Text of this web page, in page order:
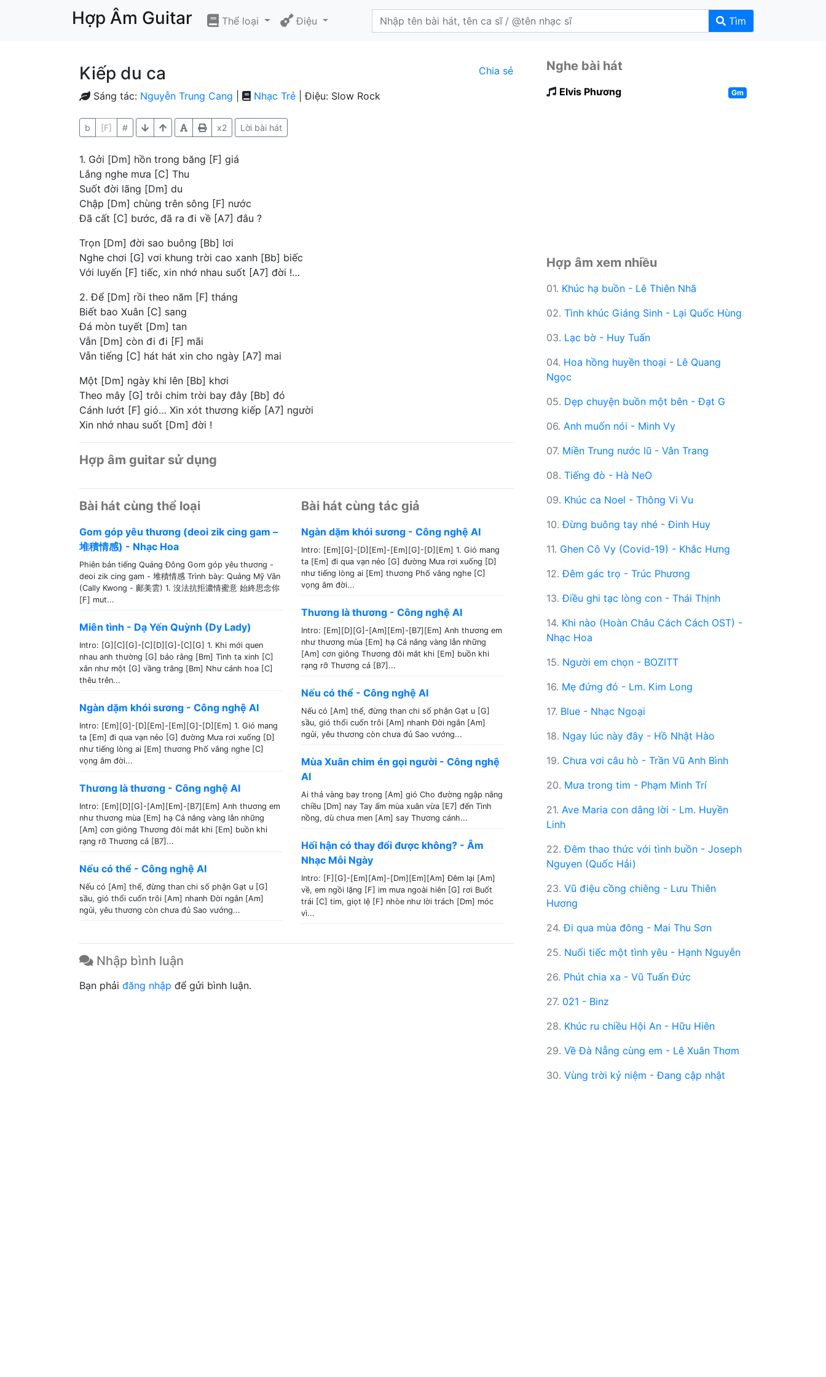
Hợp Âm Guitar Thể loại Điệu Tìm
Kiếp du ca Chia sẻ
Sáng tác: Nguyễn Trung Cang Nhạc Trẻ | Điệu: Slow Rock
b [F] # x2 Lời bài hát
1. Gởi [Dm] hồn trong băng [F] giá
Lắng nghe mưa [C] Thu
Suốt đời lãng [Dm] du
Chập [Dm] chùng trên sông [F] nước
Đã cất [C] bước, đã ra đi về [A7] đâu ?
Trọn [Dm] đời sao buông [Bb] lơi
Nghe chơi [G] vơi khung trời cao xanh [Bb] biếc
Với luyến [F] tiếc, xin nhớ nhau suốt [A7] đời !…
2. Để [Dm] rồi theo năm [F] tháng
Biết bao Xuân [C] sang
Đá mòn tuyết [Dm] tan
Vẫn [Dm] còn đi đi [F] mãi
Vẫn tiếng [C] hát hát xin cho ngày [A7] mai
Một [Dm] ngày khi lên [Bb] khơi
Theo mây [G] trôi chim trời bay đây [Bb] đó
Cánh lướt [F] gió… Xin xót thương kiếp [A7] người
Xin nhớ nhau suốt [Dm] đời !
Hợp âm guitar sử dụng
Bài hát cùng thể loại
Gom góp yêu thương (deoi zik cing gam –
堆積情感) - Nhạc Hoa
Phiên bản tiếng Quảng Đông Gom góp yêu thương -
deoi zik cing gam - 堆積情感 Trình bày: Quảng Mỹ Vân
(Cally Kwong - 鄺美雲) 1. 沒法抗拒濃情蜜意 始終思念你
[F] mut...
Miên tình - Dạ Yến Quỳnh (Dy Lady)
Intro: [G][C][G]-[C][D][G]-[C][G] 1. Khi mới quen
nhau anh thường [G] bảo rằng [Bm] Tình ta xinh [C]
xắn như một [G] vầng trăng [Bm] Như cánh hoa [C]
thêu trên...
Ngàn dặm khói sương - Công nghệ AI
Intro: [Em][G]-[D][Em]-[Em][G]-[D][Em] 1. Gió mang
ta [Em] đi qua vạn nẻo [G] đường Mưa rơi xuống [D]
như tiếng lòng ai [Em] thương Phố vắng nghe [C]
vọng âm đời...
Thương là thương - Công nghệ AI
Intro: [Em][D][G]-[Am][Em]-[B7][Em] Anh thương em
như thương mùa [Em] hạ Cả nắng vàng lẫn những
[Am] cơn giông Thương đôi mắt khi [Em] buồn khi
rạng rỡ Thương cả [B7]...
Nếu có thể - Công nghệ AI
Nếu có [Am] thể, đừng than chi số phận Gạt u [G]
sầu, gió thổi cuốn trôi [Am] nhanh Đời ngắn [Am]
ngủi, yêu thương còn chưa đủ Sao vướng...
Bài hát cùng tác giả
Ngàn dặm khói sương - Công nghệ AI
Intro: [Em][G]-[D][Em]-[Em][G]-[D][Em] 1. Gió mang
ta [Em] đi qua vạn nẻo [G] đường Mưa rơi xuống [D]
như tiếng lòng ai [Em] thương Phố vắng nghe [C]
vọng âm đời...
Thương là thương - Công nghệ AI
Intro: [Em][D][G]-[Am][Em]-[B7][Em] Anh thương em
như thương mùa [Em] hạ Cả nắng vàng lẫn những
[Am] cơn giông Thương đôi mắt khi [Em] buồn khi
rạng rỡ Thương cả [B7]...
Nếu có thể - Công nghệ AI
Nếu có [Am] thể, đừng than chi số phận Gạt u [G]
sầu, gió thổi cuốn trôi [Am] nhanh Đời ngắn [Am]
ngủi, yêu thương còn chưa đủ Sao vướng...
Mùa Xuân chim én gọi người - Công nghệ
AI
Ai thả vàng bay trong [Am] gió Cho đường ngập nắng
chiều [Dm] nay Tay ấm mùa xuân vừa [E7] đến Tình
nồng, dù chưa men [Am] say Thương cánh...
Hối hận có thay đổi được không? - Âm
Nhạc Mỗi Ngày
Intro: [F][G]-[Em][Am]-[Dm][Em][Am] Đêm lại [Am]
về, em ngồi lặng [F] im mưa ngoài hiên [G] rơi Buốt
trái [C] tim, giọt lệ [F] nhòe như lời trách [Dm] móc
vì...
Nhập bình luận
Bạn phải đăng nhập để gửi bình luận.
Nghe bài hát
Elvis Phương Gm
Hợp âm xem nhiều
01. Khúc hạ buồn - Lê Thiên Nhã
02. Tình khúc Giáng Sinh - Lại Quốc Hùng
03. Lạc bờ - Huy Tuấn
04. Hoa hồng huyền thoại - Lê Quang
Ngọc
05. Dẹp chuyện buồn một bên - Đạt G
06. Anh muốn nói - Minh Vy
07. Miền Trung nước lũ - Vân Trang
08. Tiếng đò - Hà NeO
09. Khúc ca Noel - Thông Vi Vu
10.Đừng buông tay nhé - Đinh Huy
11. Ghen Cô Vy (Covid-19) - Khắc Hưng
12.Đêm gác trọ - Trúc Phương
13.Điều ghi tạc lòng con - Thái Thịnh
14. Khi nào (Hoàn Châu Cách Cách OST) -
Nhạc Hoa
15. Người em chọn - BOZITT
16. Mẹ đứng đó - Lm. Kim Long
17. Blue - Nhạc Ngoại
18. Ngay lúc này đây - Hồ Nhật Hào
19. Chưa vơi câu hò - Trần Vũ Anh Bình
20. Mưa trong tim - Phạm Minh Trí
21. Ave Maria con dâng lời - Lm. Huyền
Linh
22.Đêm thao thức với tình buồn - Joseph
Nguyen (Quốc Hải)
23. Vũ điệu cồng chiêng - Lưu Thiên
Hương
24.Đi qua mùa đông - Mai Thu Sơn
25. Nuối tiếc một tình yêu - Hạnh Nguyễn
26. Phút chia xa - Vũ Tuấn Đức
27. 021 - Binz
28. Khúc ru chiều Hội An - Hữu Hiên
29. Về Đà Nẵng cùng em - Lê Xuân Thơm
30. Vùng trời kỷ niệm - Đang cập nhật